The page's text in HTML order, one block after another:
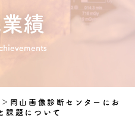
績
＞ 岡山画像診断センターにお
課題について